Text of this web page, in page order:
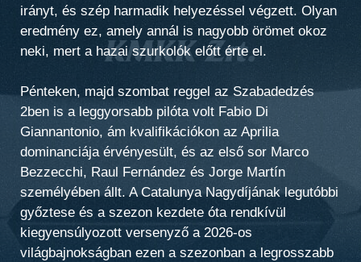
irányt, és szép harmadik helyezéssel végzett. Olyan
eredmény ez, amely annál is nagyobb örömet okoz
neki, mert a hazai szurkolók előtt érte el.
Pénteken, majd szombat reggel az Szabadedzés
2ben is a leggyorsabb pilóta volt Fabio Di
Giannantonio, ám kvalifikációkon az Aprilia
dominanciája érvényesült, és az első sor Marco
Bezzecchi, Raul Fernández és Jorge Martín
személyében állt. A Catalunya Nagydíjának legutóbbi
győztese és a szezon kezdete óta rendkívül
kiegyensúlyozott versenyző a 2026-os
világbajnokságban ezen a szezonban a legrosszabb